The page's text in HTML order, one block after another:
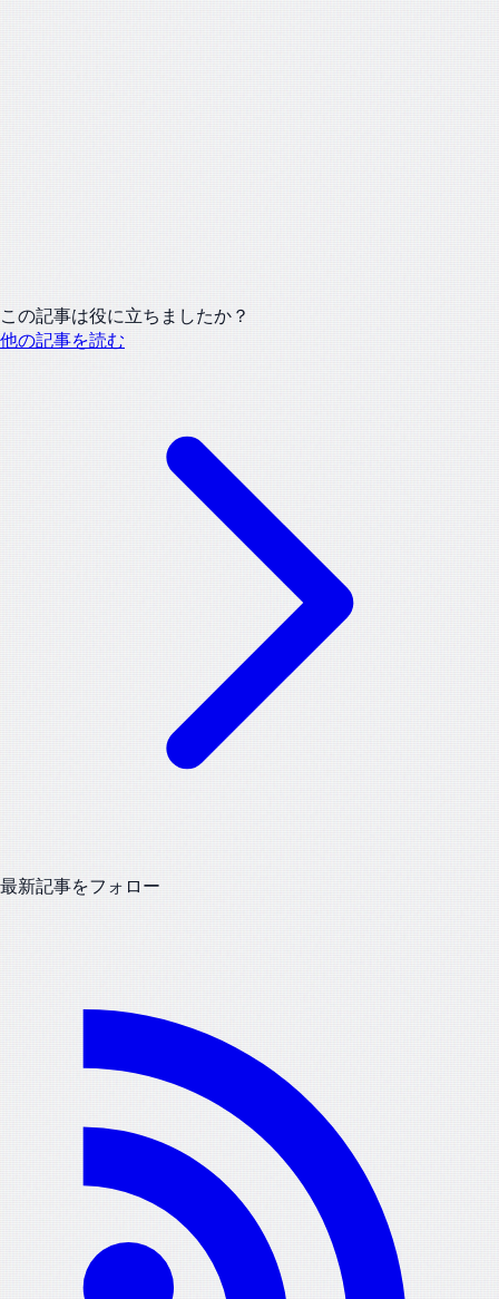
この記事は役に立ちましたか？
他の記事を読む
最新記事をフォロー